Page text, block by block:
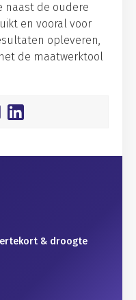
naast de oudere
en vooral voor
opleveren,
de maatwerktool
& droogte